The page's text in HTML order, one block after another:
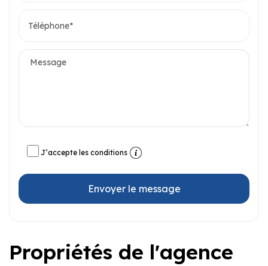
J’accepte les conditions
Envoyer le message
Propriétés de l'agence